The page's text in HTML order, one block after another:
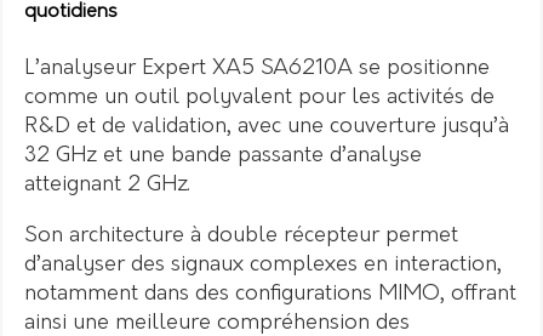
quotidiens
L’analyseur Expert XA5 SA6210A se positionne
comme un outil polyvalent pour les activités de
R&D et de validation, avec une couverture jusqu’à
32 GHz et une bande passante d’analyse
atteignant 2 GHz.
Son architecture à double récepteur permet
d’analyser des signaux complexes en interaction,
notamment dans des configurations MIMO, offrant
ainsi une meilleure compréhension des